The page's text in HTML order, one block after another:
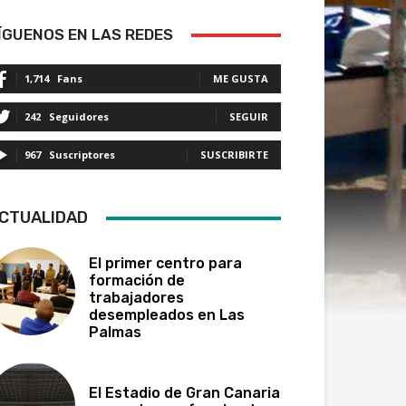
EN LAS REDES
1,714 Fans ME GUSTA
242 Seguidores SEGUIR
967 Suscriptores SUSCRIBIRTE
El primer centro para
formación de
trabajadores
desempleados en Las
Palmas
El Estadio de Gran Canaria